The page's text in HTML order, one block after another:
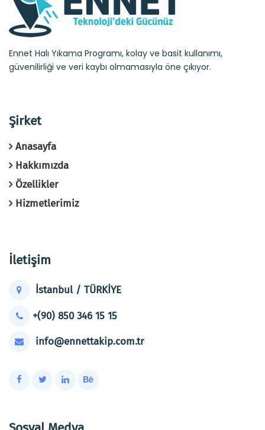
Ennet Halı Yıkama Programı, kolay ve basit kullanımı,
güvenilirliği ve veri kaybı olmamasıyla öne çıkıyor.
Şirket
Anasayfa
Hakkımızda
Özellikler
Hizmetlerimiz
İletişim
İstanbul / TÜRKİYE
+(90) 850 346 15 15
info@ennettakip.com.tr